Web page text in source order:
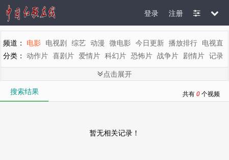
注册
登录
频道： 电影 电视剧 综艺 动漫 微电影 今日更新 播放排行 电视直
分类： 动作片 喜剧片 爱情片 科幻片 恐怖片 战争片 剧情片 记录
剧情： 全部 惊悚 悬疑 魔幻 罪案 灾难 动画 古装 青春 歌舞 文
地区： 全部 内地 香港 台湾 韩国 泰国 日本 美国 英国 新加坡
年代： 全部 2009 2008 2007
点击展开
搜索结果
共有0个视频
暂无相关记录！